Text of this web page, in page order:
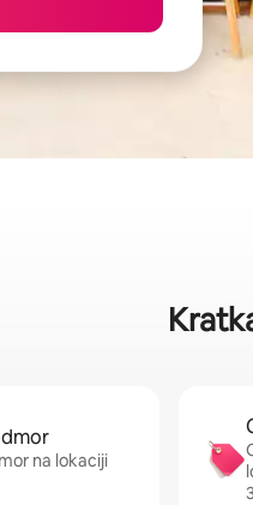
na lokaciji